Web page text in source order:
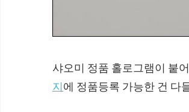
샤오미 정품 홀로그램이 붙
지에 정품등록 가능한 건 다